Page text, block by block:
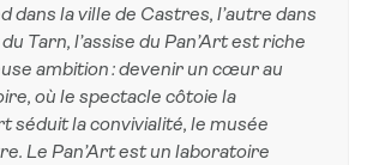
dans la ville de Castres, l’autre dans
Tarn, l’assise du Pan’Art est riche
ambition : devenir un cœur au
où le spectacle côtoie la
séduit la convivialité, le musée
Le Pan’Art est un laboratoire